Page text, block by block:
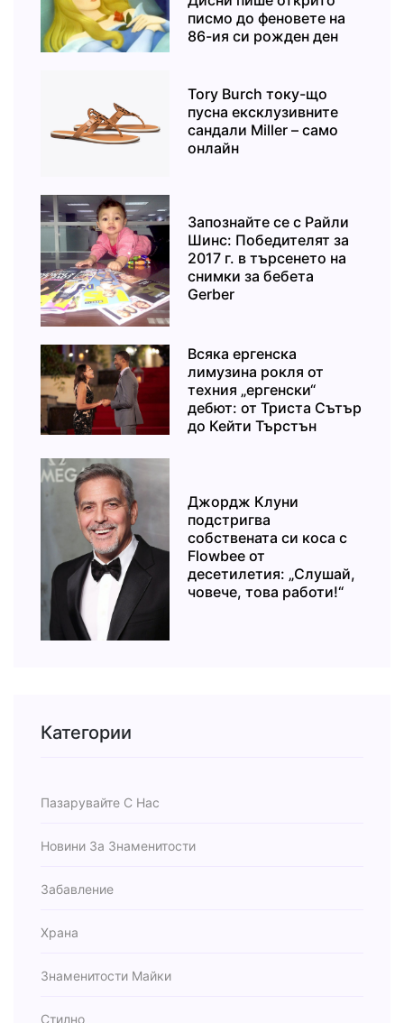
писмо до феновете на
86-ия си рожден ден
Tory Burch току-що
пусна ексклузивните
сандали Miller – само
онлайн
Запознайте се с Райли
Шинс: Победителят за
2017 г. в търсенето на
снимки за бебета
Gerber
Всяка ергенска
лимузина рокля от
техния „ергенски“
дебют: от Триста Сътър
до Кейти Търстън
Джордж Клуни
подстригва
собствената си коса с
Flowbee от
десетилетия: „Слушай,
човече, това работи!“
Категории
Пазарувайте С Нас
Новини За Знаменитости
Забавление
Храна
Знаменитости Майки
Стилно